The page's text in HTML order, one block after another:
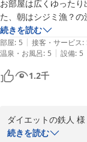
変嬉しく存じます。
また、夕食・朝食の
をお楽しみいただけ
まして大きな励みと
ではのしじみ汁もお
す。
「ついつい食べ過
間を満喫していただ
いっぱいです。
お部屋は広くゆった
た、朝はシジミ漁？
何より夕食、朝食バイ
麦もシジミ汁もあり、
続きを読む
部屋: 5 | 接客・サービス:
温泉・お風呂: 5 | 設備: 5
1.2千
ダイエットの鉄人 様
この度はご宿泊、誠
続きを読む